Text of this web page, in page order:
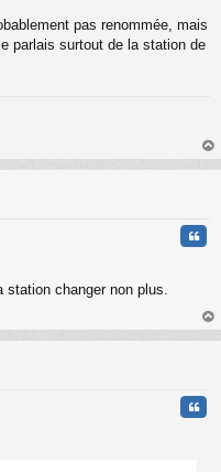
pas renommée, mais
parlais surtout de la station de
au
changer non plus.
au